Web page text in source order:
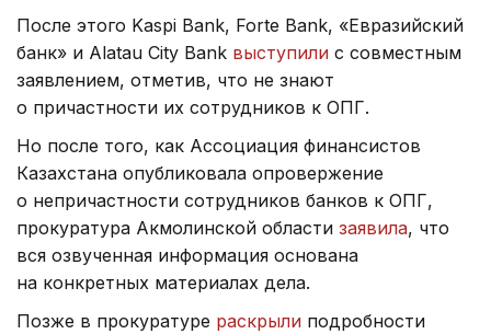
После этого Kaspi Bank, Forte Bank, «Евразийский
банк» и Alatau City Bank выступили с совместным
заявлением, отметив, что не знают
о причастности их сотрудников к ОПГ.
Но после того, как Ассоциация финансистов
Казахстана опубликовала опровержение
о непричастности сотрудников банков к ОПГ,
прокуратура Акмолинской области заявила, что
вся озвученная информация основана
на конкретных материалах дела.
Позже в прокуратуре раскрыли подробности